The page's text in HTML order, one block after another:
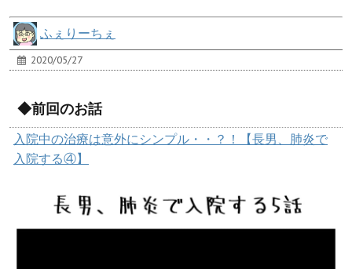
ふぇりーちぇ
2020/05/27
◆前回のお話
入院中の治療は意外にシンプル・・？！【長男、肺炎で
入院する④】